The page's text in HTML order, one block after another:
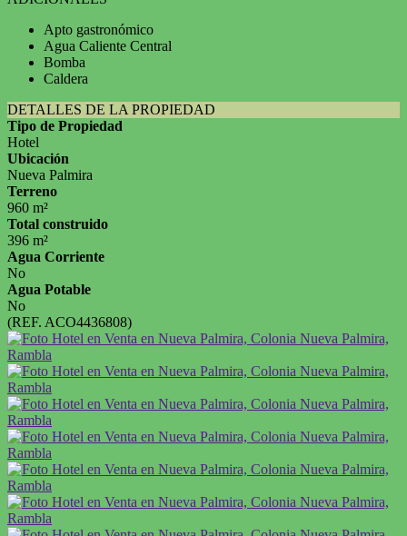
Apto gastronómico
Agua Caliente Central
Bomba
Caldera
DETALLES DE LA PROPIEDAD
Tipo de Propiedad
Hotel
Ubicación
Nueva Palmira
Terreno
960 m²
Total construido
396 m²
Agua Corriente
No
Agua Potable
No
(REF. ACO4436808)